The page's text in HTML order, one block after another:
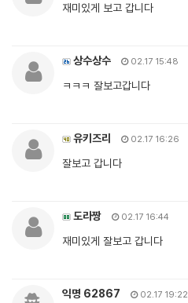
재미있게 보고 갑니다
상수상수 02.17 15:48
ㅋㅋㅋ 잘보고갑니다
유키즈리 02.17 16:26
잘보고 갑니다
도라짱 02.17 16:44
재미있게 잘보고 갑니다
익명 62867 02.17 19:22